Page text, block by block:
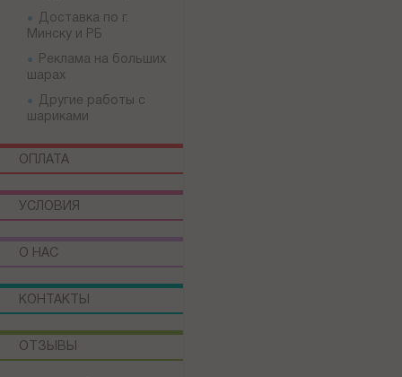
Доставка по г.
Минску и РБ
Реклама на больших
шарах
Другие работы с
шариками
ОПЛАТА
УСЛОВИЯ
О НАС
КОНТАКТЫ
ОТЗЫВЫ